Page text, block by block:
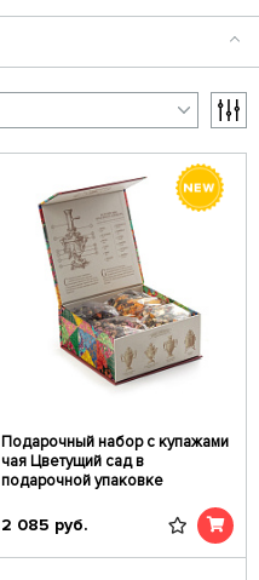
Подарочный набор c купажами
чая Цветущий сад в
подарочной упаковке
2 085 руб.